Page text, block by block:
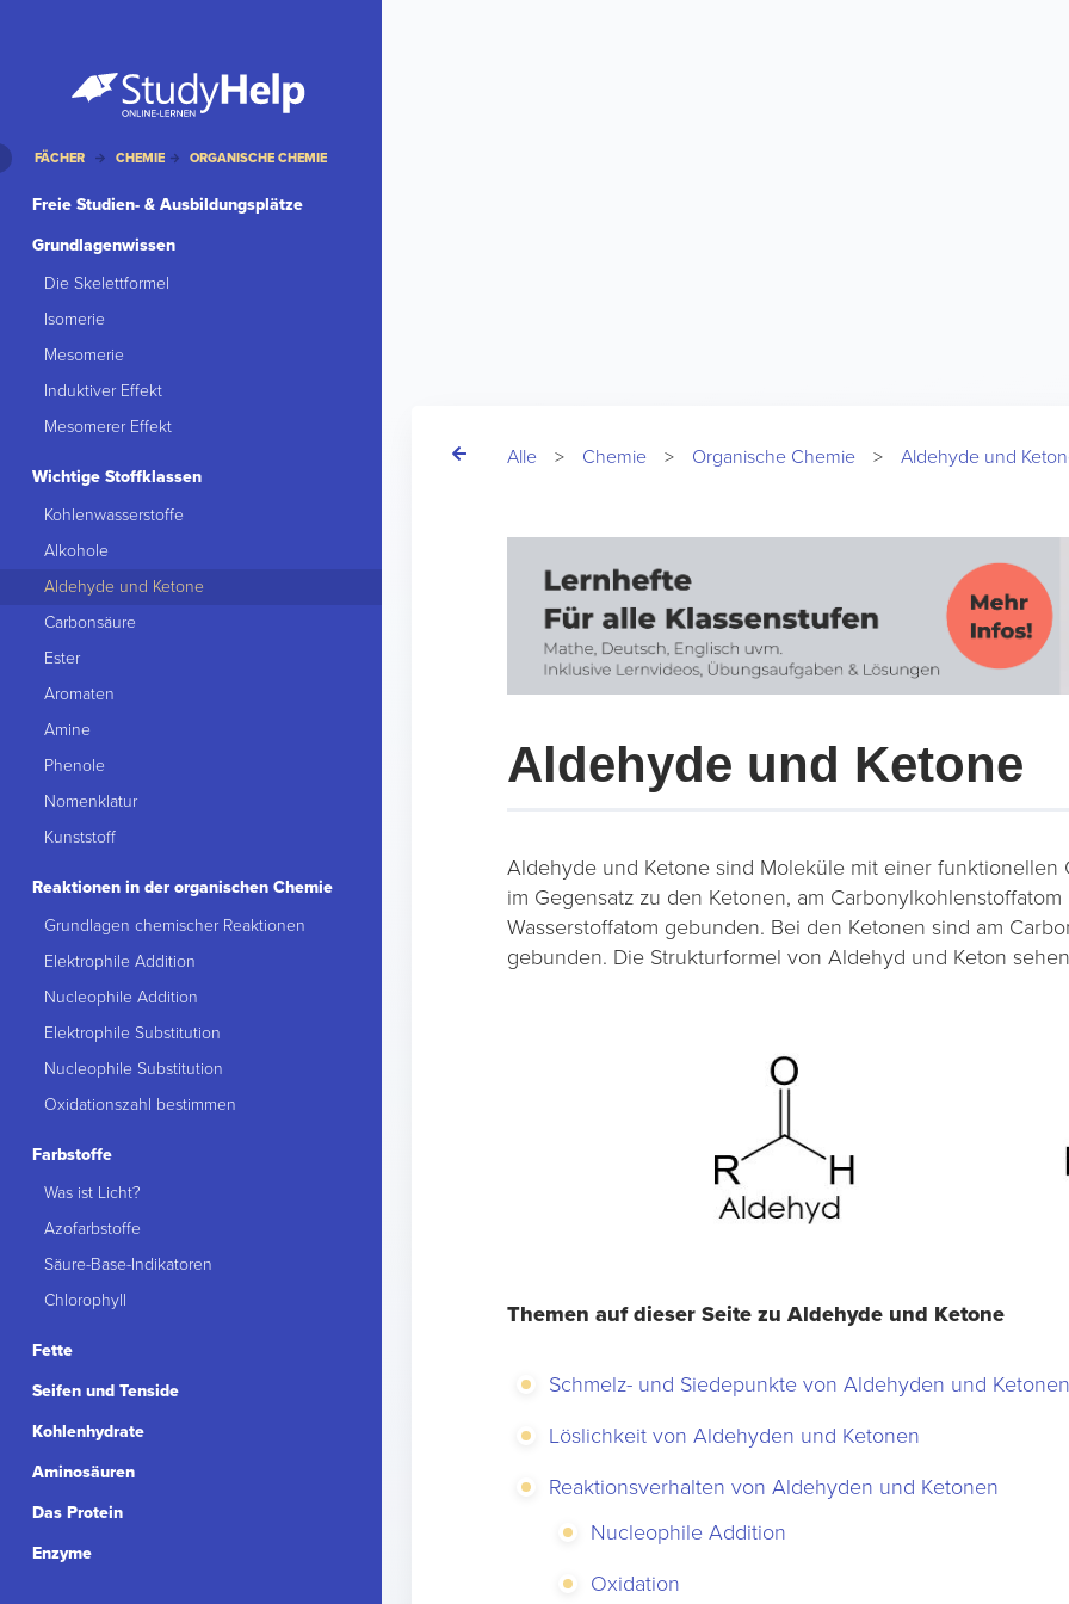
Alle Chemie Organische Chemie Aldehyde und
Aldehyde und Ketone
Aldehyde und Ketone sind Moleküle mit einer funktionellen
im Gegensatz zu den Ketonen, am
Wasserstoffatom gebunden. Bei den Ketonen sind am
gebunden. Die Strukturformel von Aldehyd und Keton
Themen auf dieser Seite zu Aldehyde und Ketone
Schmelz- und Siedepunkte von Aldehyden und Ketonen
Löslichkeit von Aldehyden und Ketonen
Reaktionsverhalten von Aldehyden und Ketonen
Nucleophile Addition
Oxidation
FÄCHER CHEMIE ORGANISCHE CHEMIE
Freie Studien- & Ausbildungsplätze
Grundlagenwissen
Die Skelettformel
Isomerie
Mesomerie
Induktiver Effekt
Mesomerer Effekt
Wichtige Stoffklassen
Kohlenwasserstoffe
Alkohole
Aldehyde und Ketone
Carbonsäure
Ester
Aromaten
Amine
Phenole
Nomenklatur
Kunststoff
Reaktionen in der organischen Chemie
Grundlagen chemischer Reaktionen
Elektrophile Addition
Nucleophile Addition
Elektrophile Substitution
Nucleophile Substitution
Oxidationszahl bestimmen
Farbstoffe
Was ist Licht?
Azofarbstoffe
Säure-Base-Indikatoren
Chlorophyll
Fette
Seifen und Tenside
Kohlenhydrate
Aminosäuren
Das Protein
Enzyme